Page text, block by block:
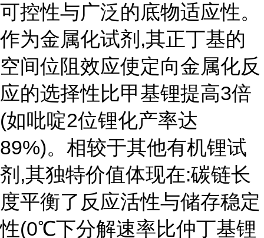
可控性与广泛的底物适应性。
作为金属化试剂,其正丁基的
空间位阻效应使定向金属化反
应的选择性比甲基锂提高3倍
(如吡啶2位锂化产率达
89%)。相较于其他有机锂试
剂,其独特价值体现在:碳链长
度平衡了反应活性与储存稳定
性(0℃下分解速率比仲丁基锂